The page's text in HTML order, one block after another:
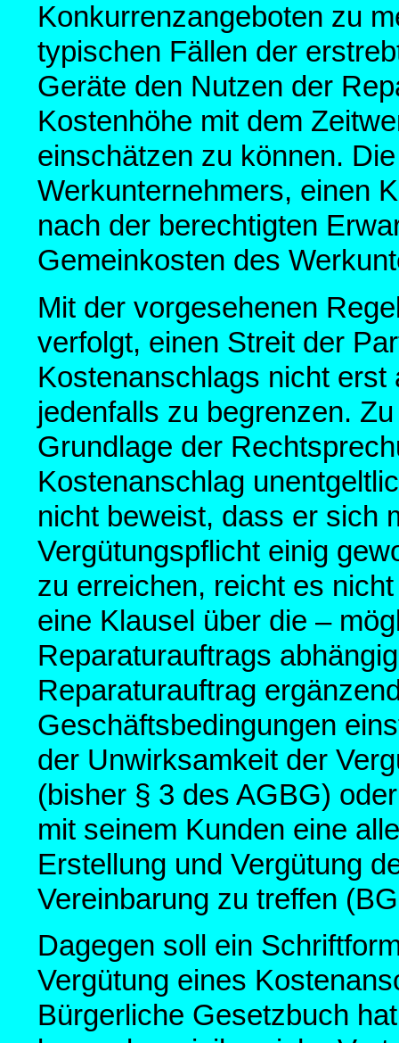
Konkurrenzangeboten zu
typischen Fällen der
Geräte den Nutzen der
Kostenhöhe mit dem
einschätzen zu können.
Werkunternehmers, einen
nach der berechtigten
Gemeinkosten des
Mit der vorgesehenen
verfolgt, einen Streit der
Kostenanschlags nicht
jedenfalls zu begrenzen.
Grundlage der
Kostenanschlag
nicht beweist, dass er sich
Vergütungspflicht einig
zu erreichen, reicht es
eine Klausel über die –
Reparaturauftrags
Reparaturauftrag
Geschäftsbedingungen
der Unwirksamkeit der
(bisher § 3 des AGBG)
mit seinem Kunden eine
Erstellung und Vergütung
Vereinbarung zu treffen
Dagegen soll ein
Vergütung eines
Bürgerliche Gesetzbuch